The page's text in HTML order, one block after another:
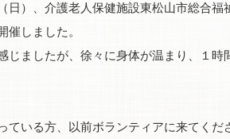
日）、介護老人保健施設東松山市総合福
催しました。
じましたが、徐々に身体が温まり、１時
ている方、以前ボランティアに来てくだ